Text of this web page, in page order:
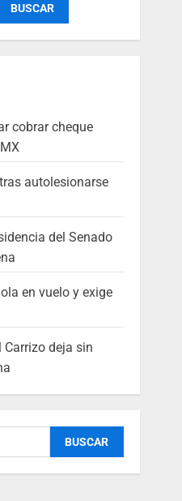
BUSCAR
cobrar cheque
autolesionarse
del Senado
en vuelo y exige
Carrizo deja sin